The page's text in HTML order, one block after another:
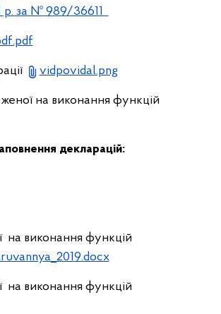
р. за № 989/36611
vidpovidal.png
на виконання функцій
декларацій:
на виконання функцій
на виконання функцій